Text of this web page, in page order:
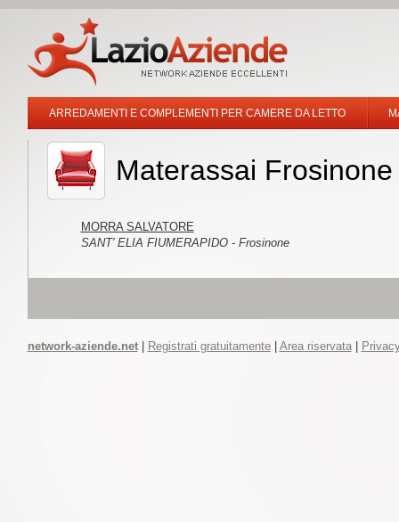
ARREDAMENTI E COMPLEMENTI PER CAMERE DA LETTO
Materassai Frosinone
MORRA SALVATORE
SANT' ELIA FIUMERAPIDO - Frosinone
network-aziende.net| Registrati gratuitamente| Area riservata|